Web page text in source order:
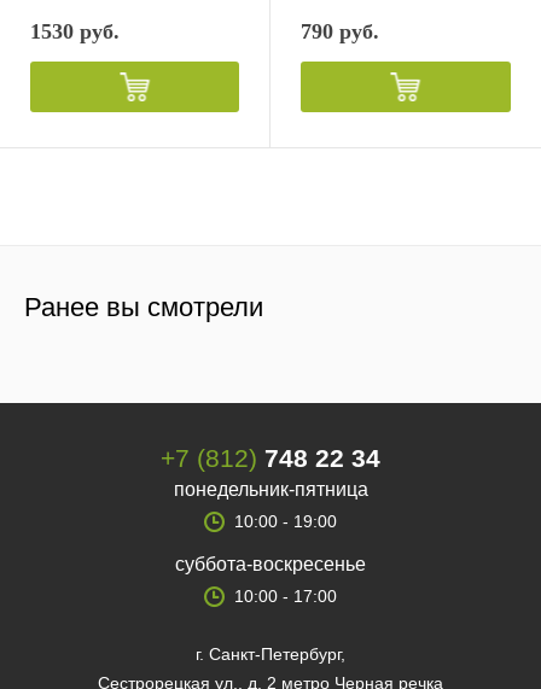
1530 руб. 790 руб.
Ранее вы смотрели
+7 (812) 748 22 34
понедельник-пятница
10:00 - 19:00
суббота-воскресенье
10:00 - 17:00
г. Санкт-Петербург,
Сестрорецкая ул., д. 2 метро Черная речка